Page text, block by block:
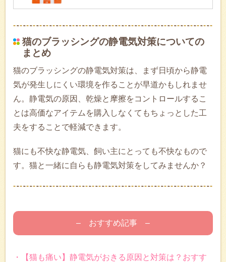
猫のブラッシングの静電気対策についての
まとめ
猫のブラッシングの静電気対策は、まず日頃から静電
気が発生しにくい環境を作ることが早道かもしれませ
ん。静電気の原因、乾燥と摩擦をコントロールするこ
とは高価なアイテムを購入しなくてもちょっとした工
夫をすることで軽減できます。
猫にも不快な静電気、飼い主にとっても不快なもので
す。猫と一緒に自らも静電気対策をしてみませんか？
– おすすめ記事 –
・【猫も痛い】静電気がおきる原因と対策は？おすす